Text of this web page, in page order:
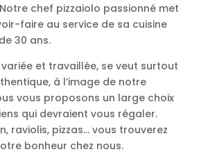
chef pizzaiolo passionné met
faire au service de sa cuisine
30 ans.
et travaillée, se veut surtout
à l’image de notre
vous proposons un large choix
qui devraient vous régaler.
raviolis, pizzas… vous trouverez
bonheur chez nous.